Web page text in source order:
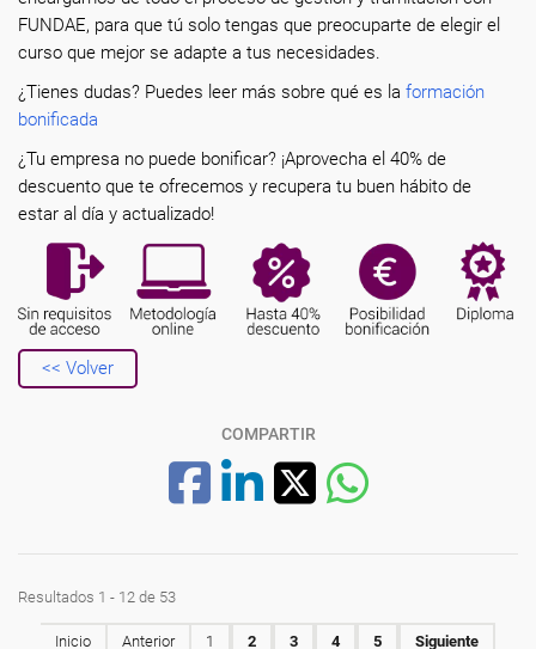
FUNDAE, para que tú solo tengas que preocuparte de elegir el
curso que mejor se adapte a tus necesidades.
¿Tienes dudas? Puedes leer más sobre qué es la formación
bonificada
¿Tu empresa no puede bonificar? ¡Aprovecha el 40% de
descuento que te ofrecemos y recupera tu buen hábito de
estar al día y actualizado!
<< Volver
COMPARTIR
Resultados 1 - 12 de 53
Inicio Anterior 1 2 3 4 5 Siguiente